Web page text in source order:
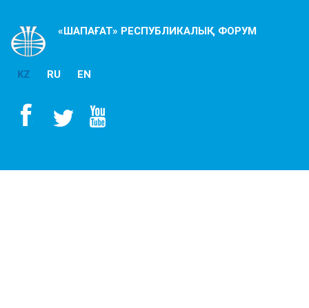
«ШАПАҒАТ» РЕСПУБЛИКАЛЫҚ ФОРУМ
KZ RU EN